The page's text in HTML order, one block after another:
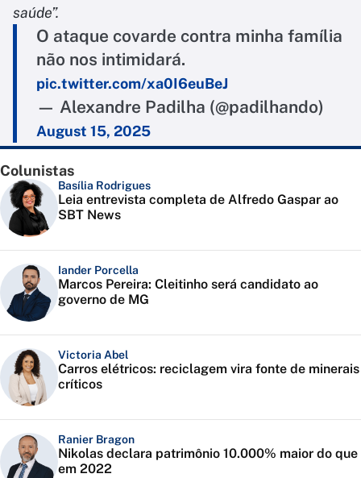
saúde”.
O ataque covarde contra minha família
não nos intimidará.
pic.twitter.com/xa0I6euBeJ
— Alexandre Padilha (@padilhando)
August 15, 2025
Colunistas
Basília Rodrigues
Leia entrevista completa de Alfredo Gaspar ao
SBT News
Iander Porcella
Marcos Pereira: Cleitinho será candidato ao
governo de MG
Victoria Abel
Carros elétricos: reciclagem vira fonte de minerais
críticos
Ranier Bragon
Nikolas declara patrimônio 10.000% maior do que
em 2022